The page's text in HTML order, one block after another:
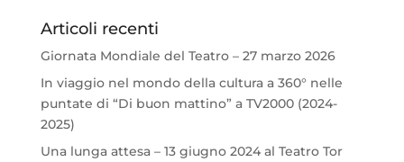
Articoli recenti
Giornata Mondiale del Teatro – 27 marzo 2026
In viaggio nel mondo della cultura a 360° nelle
puntate di “Di buon mattino” a TV2000 (2024-
2025)
Una lunga attesa – 13 giugno 2024 al Teatro Tor